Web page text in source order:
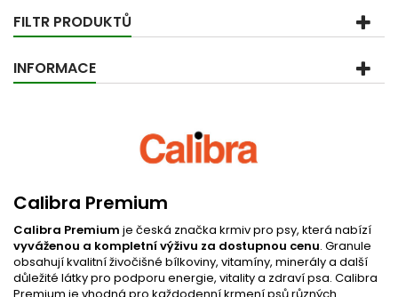
FILTR PRODUKTŮ
INFORMACE
Calibra Premium
Calibra Premium je česká značka krmiv pro psy, která nabízí
vyváženou a kompletní výživu za dostupnou cenu. Granule
obsahují kvalitní živočišné bílkoviny, vitamíny, minerály a další
důležité látky pro podporu energie, vitality a zdraví psa. Calibra